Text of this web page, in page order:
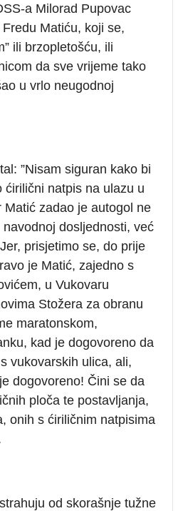
a Milorad Pupovac
Matiću, koji se,
ili brzopletošću, ili
da sve vrijeme tako
u vrlo neugodnoj
”Nisam siguran kako bi
ćirilični natpis na ulazu u
Matić zadao je autogol ne
dosljednosti, već
prisjetimo se, do prije
je Matić, zajedno s
u Vukovaru
Stožera za obranu
maratonskom,
kad je dogovoreno da
vukovarskih ulica, ali,
dogovoreno! Čini se da
ploča te postavljanja,
onih s ćiriličnim natpisima
od skorašnje tužne